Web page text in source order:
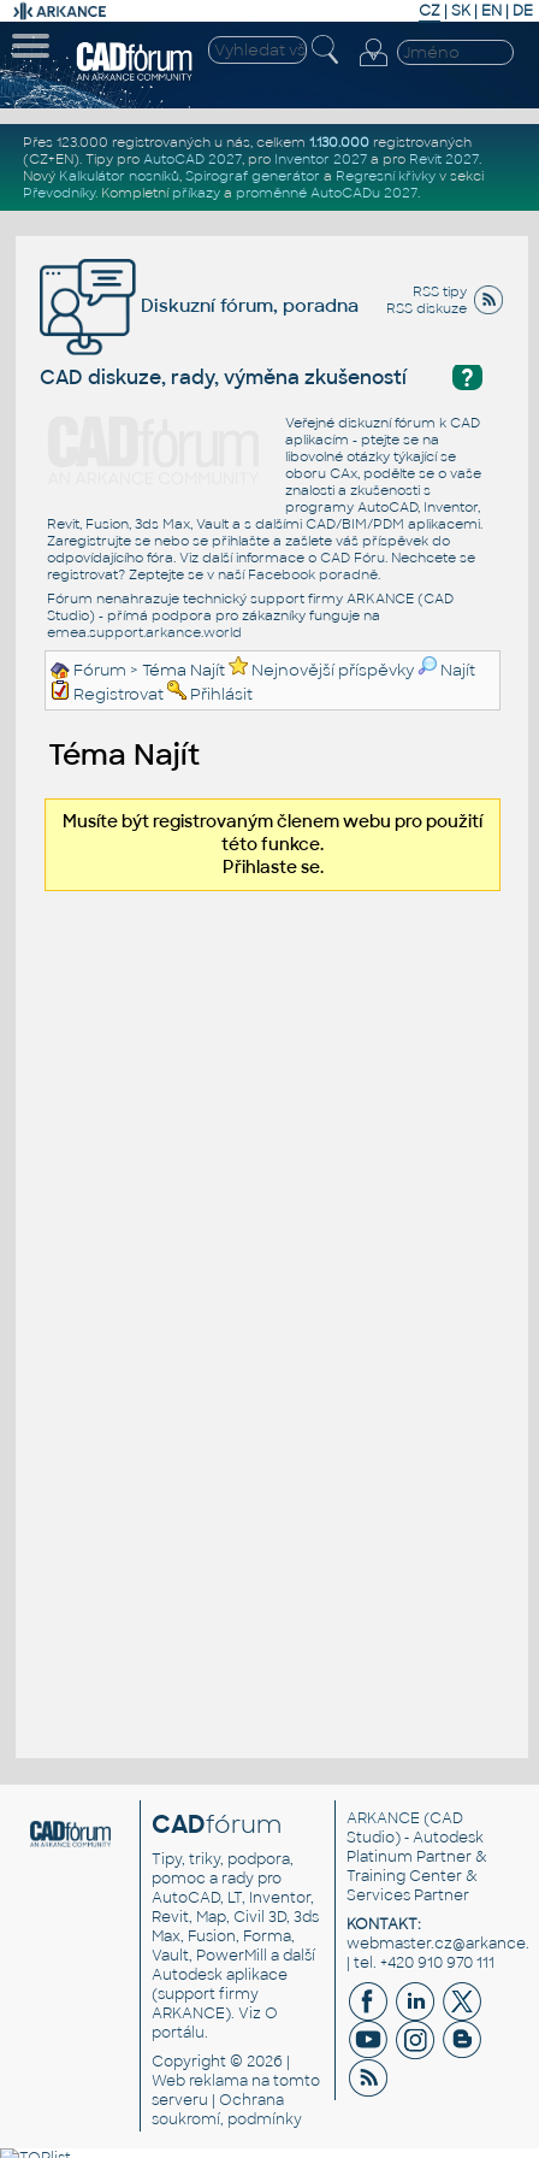
CZ | SK| EN | DE
Přes 123.000 registrovaných u nás, celkem 1.130.000registrovaných
(CZ+EN). Tipy pro AutoCAD 2027, pro Inventor 2027a pro Revit 2027.
Nový Kalkulátor nosníků, Spirograf generátor a Regresní křivkyv sekci
Převodníky. Kompletní příkazya proměnné AutoCADu 2027.
RSS tipy
RSS diskuze
Diskuzní fórum, poradna
?
CAD diskuze, rady, výměna zkušeností
Veřejné diskuzní fórum k CAD
aplikacím - ptejte se na
libovolné otázky týkající se
oboru CAx, podělte se o vaše
znalosti a zkušenosti s
programy AutoCAD, Inventor,
Revit, Fusion, 3ds Max, Vault a s dalšími CAD/BIM/PDM aplikacemi.
Zaregistrujte se nebo se přihlašte a zašlete váš příspěvek do
odpovídajícího fóra. Viz další informace o CAD Fóru. Nechcete se
registrovat? Zeptejte se v naší Facebook poradně.
Fórum nenahrazuje technický support firmy ARKANCE (CAD
Studio) - přímá podpora pro zákazníky funguje na
emea.support.arkance.world
Fórum > Téma Najít Nejnovější příspěvky
Najít
Registrovat
Přihlásit
Téma Najít
Musíte být registrovaným členem webu pro použití
této funkce.
Přihlaste se.
CADfórum
Tipy, triky, podpora,
pomoc a rady pro
AutoCAD, LT, Inventor,
Revit, Map, Civil 3D, 3ds
Max, Fusion, Forma,
Vault, PowerMill a další
Autodesk aplikace
(support firmy
ARKANCE). VizO
portálu.
Copyright © 2026 |
Web reklama na tomto
serveru |Ochrana
soukromí, podmínky
ARKANCE (CAD
Studio) - Autodesk
Platinum Partner &
Training Center &
Services Partner
KONTAKT:
| tel. +420 910 970 111